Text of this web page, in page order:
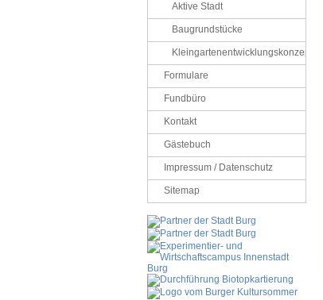
Aktive Stadt
Baugrundstücke
Kleingartenentwicklungskonzept
Formulare
Fundbüro
Kontakt
Gästebuch
Impressum / Datenschutz
Sitemap